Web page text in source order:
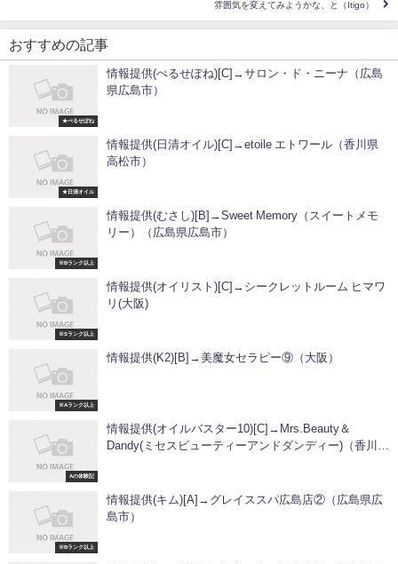
雰囲気を変えてみようかな、と（Itigo）
おすすめの記事
★ぺるせぽね
情報提供(ぺるせぽね)[C]→サロン・ド・ニーナ（広島
県広島市）
★日清オイル
情報提供(日清オイル)[C]→etoile エトワール（香川県
高松市）
※Bランク以上
情報提供(むさし)[B]→Sweet Memory（スイートメモ
リー）（広島県広島市）
※Sランク以上
情報提供(オイリスト)[C]→シークレットルーム ヒマワ
リ(大阪)
※Aランク以上
情報提供(K2)[B]→美魔女セラピー⑨（大阪）
Aの体験記
情報提供(オイルバスター10)[C]→Mrs.Beauty＆
Dandy(ミセスビューティーアンドダンディー)（香川県
※Bランク以上
情報提供(キム)[A]→グレイススパ広島店②（広島県広
島市）